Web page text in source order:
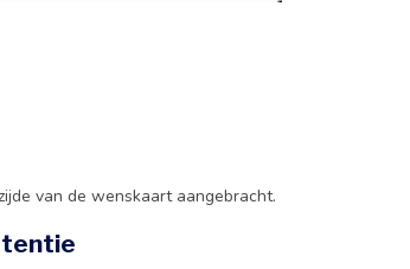
van de wenskaart aangebracht.